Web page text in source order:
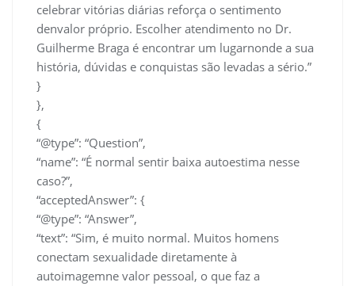
celebrar vitórias diárias reforça o sentimento
denvalor próprio. Escolher atendimento no Dr.
Guilherme Braga é encontrar um lugarnonde a sua
história, dúvidas e conquistas são levadas a sério.”
}
},
{
“@type”: “Question”,
“name”: “É normal sentir baixa autoestima nesse
caso?”,
“acceptedAnswer”: {
“@type”: “Answer”,
“text”: “Sim, é muito normal. Muitos homens
conectam sexualidade diretamente à
autoimagemne valor pessoal, o que faz a